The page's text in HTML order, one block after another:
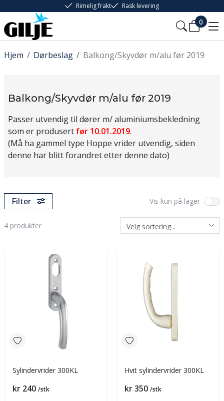
Rimelig frakt Rask levering
0
/
Hjem /
Dørbeslag Balkong/Skyvdør m/alu før 2019
Balkong/Skyvdør m/alu før 2019
Passer utvendig til dører m/ aluminiumsbekledning
som er produsert før 10.01.2019.
(Må ha gammel type Hoppe vrider utvendig, siden
denne har blitt forandret etter denne dato)
Filter Vis kun på lager
4 produkter
Sylindervrider 300KL
Pris
kr 240 /stk
Hvit sylindervrider 300KL
Pris
kr 350 /stk